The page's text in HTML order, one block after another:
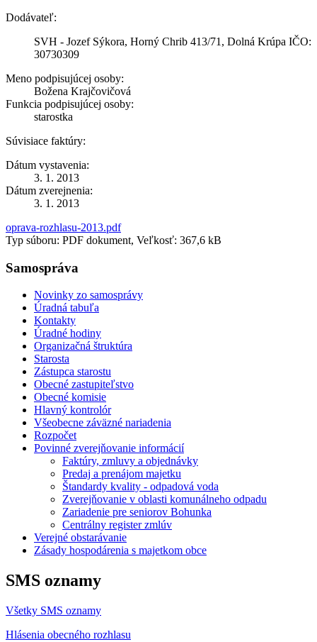
Dodávateľ:
SVH - Jozef Sýkora, Horný Chrib 413/71, Dolná Krúpa IČO:
30730309
Meno podpisujúcej osoby:
Božena Krajčovičová
Funkcia podpisujúcej osoby:
starostka
Súvisiace faktúry:
Dátum vystavenia:
3. 1. 2013
Dátum zverejnenia:
3. 1. 2013
oprava-rozhlasu-2013.pdf
Typ súboru: PDF dokument, Veľkosť: 367,6 kB
Samospráva
Novinky zo samosprávy
Úradná tabuľa
Kontakty
Úradné hodiny
Organizačná štruktúra
Starosta
Zástupca starostu
Obecné zastupiteľstvo
Obecné komisie
Hlavný kontrolór
Všeobecne záväzné nariadenia
Rozpočet
Povinné zverejňovanie informácií
Faktúry, zmluvy a objednávky
Predaj a prenájom majetku
Štandardy kvality - odpadová voda
Zverejňovanie v oblasti komunálneho odpadu
Zariadenie pre seniorov Bohunka
Centrálny register zmlúv
Verejné obstarávanie
Zásady hospodárenia s majetkom obce
SMS oznamy
Všetky SMS oznamy
Hlásenia obecného rozhlasu